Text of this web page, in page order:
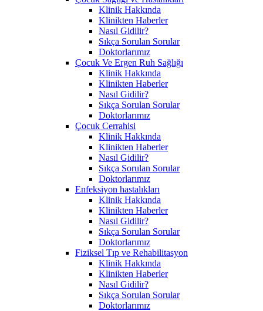
Klinik Hakkında
Klinikten Haberler
Nasıl Gidilir?
Sıkça Sorulan Sorular
Doktorlarımız
Çocuk Ve Ergen Ruh Sağlığı
Klinik Hakkında
Klinikten Haberler
Nasıl Gidilir?
Sıkça Sorulan Sorular
Doktorlarımız
Çocuk Cerrahisi
Klinik Hakkında
Klinikten Haberler
Nasıl Gidilir?
Sıkça Sorulan Sorular
Doktorlarımız
Enfeksiyon hastalıkları
Klinik Hakkında
Klinikten Haberler
Nasıl Gidilir?
Sıkça Sorulan Sorular
Doktorlarımız
Fiziksel Tıp ve Rehabilitasyon
Klinik Hakkında
Klinikten Haberler
Nasıl Gidilir?
Sıkça Sorulan Sorular
Doktorlarımız